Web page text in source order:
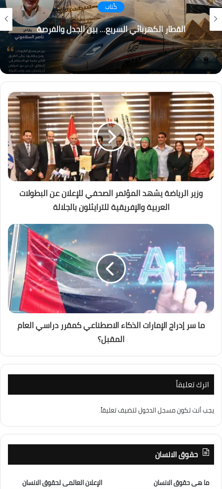
كُتاب
القطار الكهربائي السريع… بين الجدل والفرصة
وزير الرياضة يشهد المؤتمر الصحفي للإعلان عن البطولات
العربية والإفريقية للترايثلون بالجلالة
ما سر إدراج الإمارات الذكاء الاصطناعي كمقرر دراسي العام
المقبل؟
اترك تعليقاً
يجب أنت تكونمسجل الدخوللتضيف تعليقاً.
حقوق الانسان
ما هى حقوق الانسان الإعلان العالمى لحقوق الانسان